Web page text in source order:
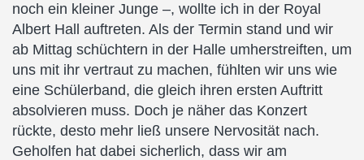
noch ein kleiner Junge –, wollte ich in der Royal
Albert Hall auftreten. Als der Termin stand und wir
ab Mittag schüchtern in der Halle umherstreiften, um
uns mit ihr vertraut zu machen, fühlten wir uns wie
eine Schülerband, die gleich ihren ersten Auftritt
absolvieren muss. Doch je näher das Konzert
rückte, desto mehr ließ unsere Nervosität nach.
Geholfen hat dabei sicherlich, dass wir am